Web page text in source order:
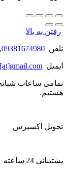
رفتن به بالا
تلفن 09381674980
,
ایمیل
تمامی ساعات
هستیم.
تحویل اکسپرس
پشتیبانی 24 ساعته